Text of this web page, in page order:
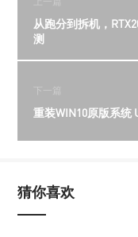
从跑分到拆机，
测
下一篇
重装WIN10原版系统
猜你喜欢